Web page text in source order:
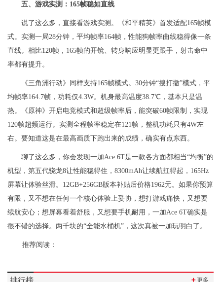
五、游戏实测：165帧稳如直线
说了这么多，直接看游戏实测。《和平精英》首发适配165帧模
式。实测一局28分钟，平均帧率164帧，性能狗帧率曲线稳得像一条
直线。相比120帧，165帧的开镜、转身响应明显更跟手，射击命中
率都有提升。
《三角洲行动》同样支持165帧模式。30分钟“搜打撤”模式，平
均帧率164.7帧，功耗仅4.3W。机身最高温度38.7℃，基本只是温
热。《原神》开启电竞模式和超级帧率后，能突破60帧限制，实现
120帧超频运行。实测全程帧率稳定在121帧，整机功耗只有4W左
右。要知道这是在最高画质下跑出来的成绩，确实有点东西。
聊了这么多，你会发现一加Ace 6T是一款各方面都相当“均衡”的
机型，第五代骁龙8让性能稳得住，8300mAh让续航扛得起，165Hz
屏幕让体验丝滑。12GB+256GB版本补贴后价格1962元。如果你预算
有限，又不想在任何一个核心体验上妥协，想打游戏痛快，又想要
续航安心；想屏幕看着舒服，又想要手机耐用，一加Ace 6T确实是
很不错的选择。两千块的“全能水桶机”，这次真被一加玩明白了。
推荐阅读：
排行榜 ＋更多